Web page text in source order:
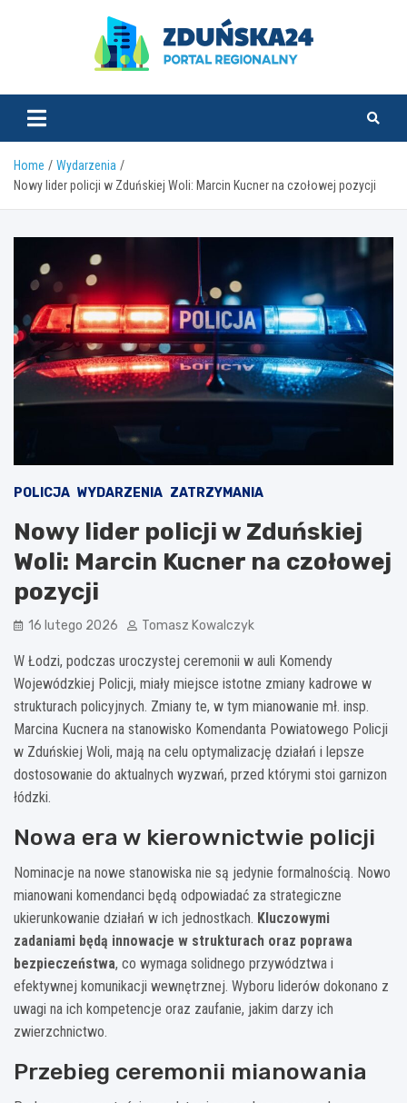
zdunska24.pl
Home
Wydarzenia
Nowy lider policji w Zduńskiej Woli: Marcin Kucner na czołowej pozycji
POLICJA WYDARZENIA ZATRZYMANIA
Nowy lider policji w Zduńskiej
Woli: Marcin Kucner na czołowej
pozycji
16 lutego 2026 Tomasz Kowalczyk
W Łodzi, podczas uroczystej ceremonii w auli Komendy
Wojewódzkiej Policji, miały miejsce istotne zmiany kadrowe w
strukturach policyjnych. Zmiany te, w tym mianowanie mł. insp.
Marcina Kucnera na stanowisko Komendanta Powiatowego Policji
w Zduńskiej Woli, mają na celu optymalizację działań i lepsze
dostosowanie do aktualnych wyzwań, przed którymi stoi garnizon
łódzki.
Nowa era w kierownictwie policji
Nominacje na nowe stanowiska nie są jedynie formalnością. Nowo
mianowani komendanci będą odpowiadać za strategiczne
ukierunkowanie działań w ich jednostkach. Kluczowymi
zadaniami będą innowacje w strukturach oraz poprawa
bezpieczeństwa, co wymaga solidnego przywództwa i
efektywnej komunikacji wewnętrznej. Wyboru liderów dokonano z
uwagi na ich kompetencje oraz zaufanie, jakim darzy ich
zwierzchnictwo.
Przebieg ceremonii mianowania